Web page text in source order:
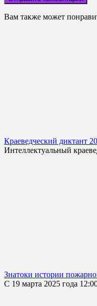
Вам также может
Краеведческий диктант
Интеллектуальный
Знатоки истории
С 19 марта 2025 года